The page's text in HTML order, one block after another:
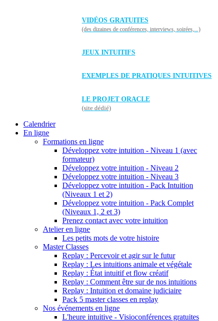
VIDÉOS GRATUITES
(des dizaines de conférences, interviews, soirées,...)
JEUX INTUITIFS
EXEMPLES DE PRATIQUES INTUITIVES
LE PROJET ORACLE
(site dédié)
Calendrier
En ligne
Formations en ligne
Développez votre intuition - Niveau 1 (avec
formateur)
Développez votre intuition - Niveau 2
Développez votre intuition - Niveau 3
Développez votre intuition - Pack Intuition
(Niveaux 1 et 2)
Développez votre intuition - Pack Complet
(Niveaux 1, 2 et 3)
Prenez contact avec votre intuition
Atelier en ligne
Les petits mots de votre histoire
Master Classes
Replay : Percevoir et agir sur le futur
Replay : Les intuitions animale et végétale
Replay : État intuitif et flow créatif
Replay : Comment être sur de nos intuitions
Replay : Intuition et domaine judiciaire
Pack 5 master classes en replay
Nos événements en ligne
L'heure intuitive - Visioconférences gratuites